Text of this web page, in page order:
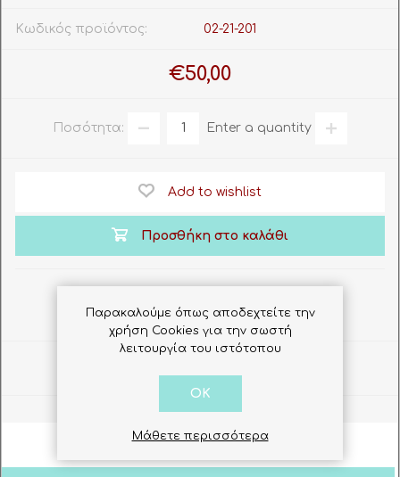
Κωδικός προϊόντος: 02-21-201
€50,00
Ποσότητα: Enter a quantity
Add to wishlist
Προσθήκη στο καλάθι
Παρακαλούμε όπως αποδεχτείτε την
χρήση Cookies για την σωστή
λειτουργία του ιστότοπου
OK
Μάθετε περισσότερα